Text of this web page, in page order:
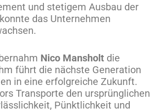
und stetigem Ausbau der
das Unternehmen
Nico Mansholt die
führt die nächste Generation
in eine erfolgreiche Zukunft.
Transporte den ursprünglichen
Pünktlichkeit und